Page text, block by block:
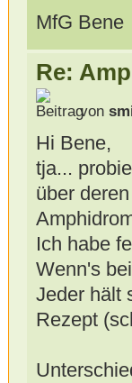
MfG Bene
Re:
von
Hi Bene,
tja...
über
Ich habe
Wenn's
Jeder hält
Rezept